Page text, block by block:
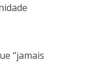
“jamais